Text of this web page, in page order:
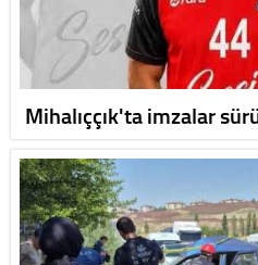
Mihalıççık'ta imzalar